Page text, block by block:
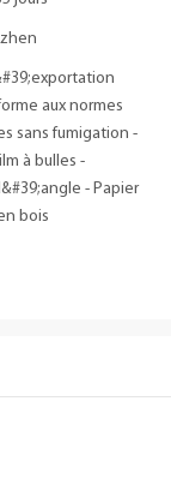
aux normes
sans fumigation -
à bulles -
- Papier
bois